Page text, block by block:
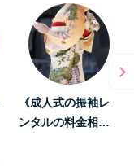
《成人式の振袖レ
ンタルの料金相…